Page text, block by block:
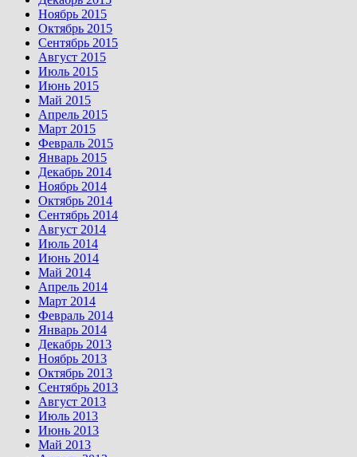
Ноябрь 2015
Октябрь 2015
Сентябрь 2015
Август 2015
Июль 2015
Июнь 2015
Май 2015
Апрель 2015
Март 2015
Февраль 2015
Январь 2015
Декабрь 2014
Ноябрь 2014
Октябрь 2014
Сентябрь 2014
Август 2014
Июль 2014
Июнь 2014
Май 2014
Апрель 2014
Март 2014
Февраль 2014
Январь 2014
Декабрь 2013
Ноябрь 2013
Октябрь 2013
Сентябрь 2013
Август 2013
Июль 2013
Июнь 2013
Май 2013